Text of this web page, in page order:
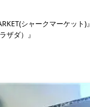
シャークマーケット)』
ザダ）』